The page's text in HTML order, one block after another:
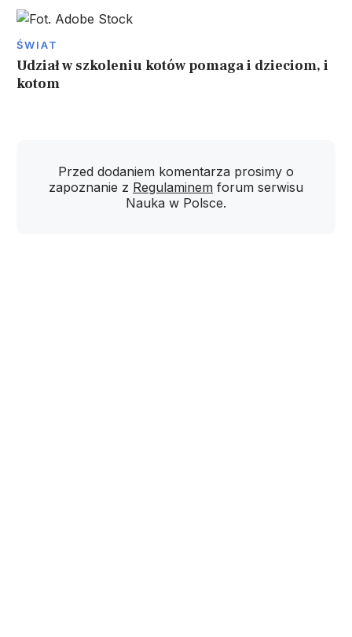
ŚWIAT
Udział w szkoleniu kotów pomaga i dzieciom, i
kotom
Przed dodaniem komentarza prosimy o
zapoznanie z Regulaminem forum serwisu
Nauka w Polsce.